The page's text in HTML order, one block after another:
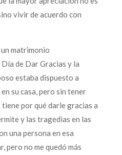
vivir de acuerdo con
matrimonio
de Dar Gracias y la
estaba dispuesto a
su casa, pero sin tener
tiene por qué darle gracias a
y las tragedias en las
una persona en esa
pero no me quedó más